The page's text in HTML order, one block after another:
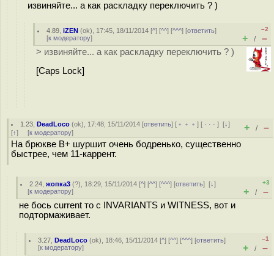
извиняйте... а как раскладку переключить ? )
4.89 ,iZEN (ok), 17:45, 18/11/2014 [^] [^^] [^^^] [ответить]
[к модератору]
–2
+ / –
> извиняйте... а как раскладку переключить ? )
[Caps Lock]
1.23 ,DeadLoco (ok), 17:48, 15/11/2014 [ответить] [ ﹢﹢﹢] [ · · ·][↓]
[↑] [к модератору] + / –
На брюкве В+ шуршит очень бодренько, существенно
быстрее, чем 11-каррент.
2.24 ,жопка3 (?), 18:29, 15/11/2014 [^] [^^] [^^^] [ответить][↓]
[к модератору]
+3
+ / –
не бось current то с INVARIANTS и WITNESS, вот и
подтормаживает.
3.27 ,DeadLoco (ok), 18:46, 15/11/2014 [^] [^^] [^^^] [ответить]
[к модератору]
–1
+ / –